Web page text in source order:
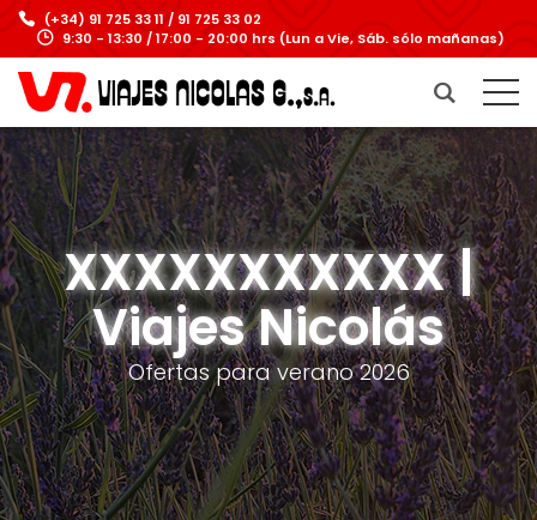
(+34) 91 725 33 11 / 91 725 33 02
9:30 - 13:30 / 17:00 - 20:00 hrs (Lun a Vie, Sáb. sólo mañanas)
XXXXXXXXXXX |
Viajes Nicolás
Ofertas para verano 2026